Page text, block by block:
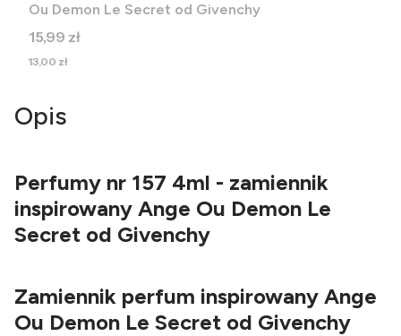
Ou Demon Le Secret od Givenchy
Cena
15,99 zł
Cena
13,00 zł
Opis
Perfumy nr 157 4ml - zamiennik
inspirowany Ange Ou Demon Le
Secret od Givenchy
Zamiennik perfum inspirowany Ange
Ou Demon Le Secret od Givenchy